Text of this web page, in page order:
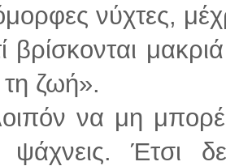
νύχτες,
βρίσκονται
ζωή».
να μη
Έτσι